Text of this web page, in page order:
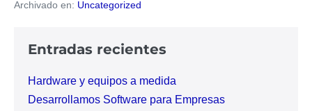
Archivado en: Uncategorized
Entradas recientes
Hardware y equipos a medida
Desarrollamos Software para Empresas